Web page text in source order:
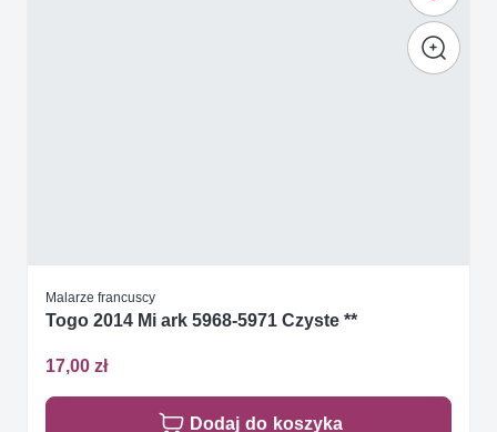
Malarze francuscy
Togo 2014 Mi ark 5968-5971 Czyste **
17,00 zł
Dodaj do koszyka